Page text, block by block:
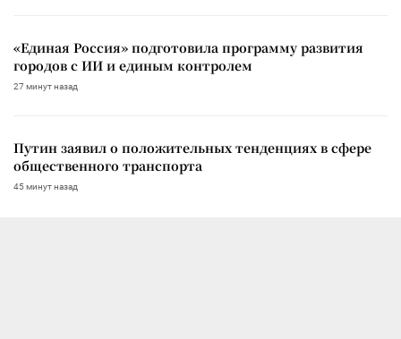
«Единая Россия» подготовила программу развития
городов с ИИ и единым контролем
27 минут назад
Путин заявил о положительных тенденциях в сфере
общественного транспорта
45 минут назад